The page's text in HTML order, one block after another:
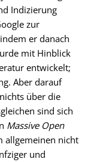
Indizierung
zur
er danach
mit Hinblick
entwickelt;
Aber darauf
über die
sind sich
Massive Open
allgemeinen nicht
und